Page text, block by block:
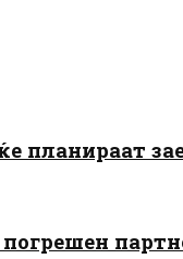
планираат